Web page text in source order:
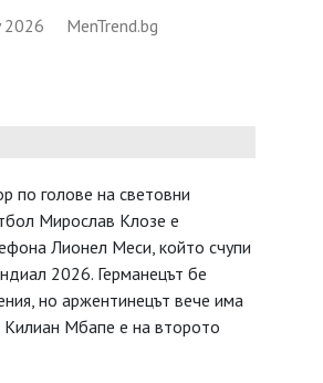
2026 MenTrend.bg
по голове на световни
Мирослав Клозе е
Лионел Меси, който счупи
2026. Германецът бе
но аржентинецът вече има
Килиан Мбапе е на второто